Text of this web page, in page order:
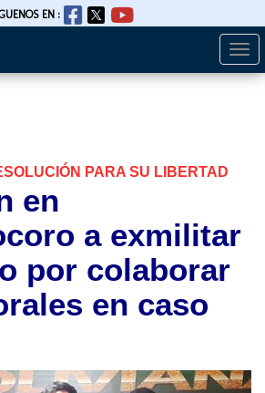
EN :
PARA SU LIBERTAD
en
a exmilitar
por colaborar
en caso